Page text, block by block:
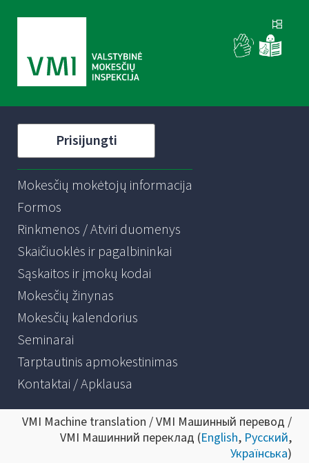
Prisijungti
Mokesčių mokėtojų informacija
Formos
Rinkmenos / Atviri duomenys
Skaičiuoklės ir pagalbininkai
Sąskaitos ir įmokų kodai
Mokesčių žinynas
Mokesčių kalendorius
Seminarai
Tarptautinis apmokestinimas
Kontaktai / Apklausa
VMI Machine translation / VMI Машинный перевод /
VMI Машинний переклад (English, Русский,
Українська)